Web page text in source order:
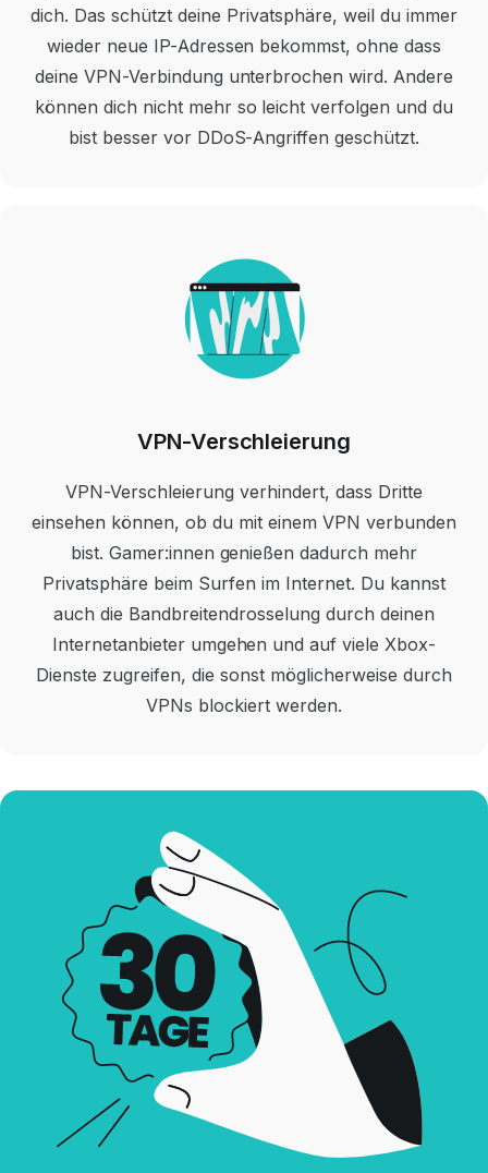
dich. Das schützt deine Privatsphäre, weil du immer
wieder neue IP-Adressen bekommst, ohne dass
deine VPN-Verbindung unterbrochen wird. Andere
können dich nicht mehr so leicht verfolgen und du
bist besser vor DDoS-Angriffen geschützt.
VPN-Verschleierung
VPN-Verschleierung verhindert, dass Dritte
einsehen können, ob du mit einem VPN verbunden
bist. Gamer:innen genießen dadurch mehr
Privatsphäre beim Surfen im Internet. Du kannst
auch die Bandbreitendrosselung durch deinen
Internetanbieter umgehen und auf viele Xbox-
Dienste zugreifen, die sonst möglicherweise durch
VPNs blockiert werden.